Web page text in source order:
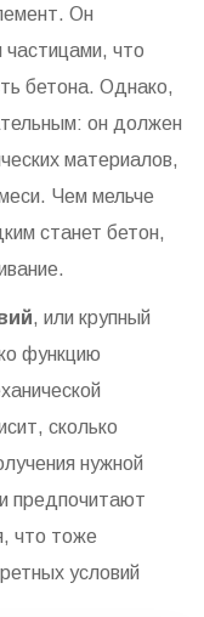
Он
что
бетона. Однако,
он должен
материалов,
Чем мельче
станет бетон,
, или крупный
функцию
сколько
нужной
предпочитают
что тоже
условий